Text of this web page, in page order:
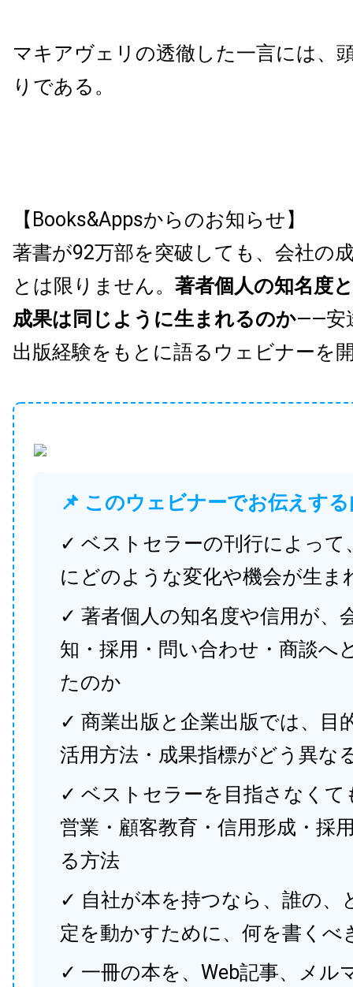
マキアヴェリの透徹した一言には、
りである。
【Books&Appsからのお知らせ】
著書が92万部を突破しても、会社の
とは限りません。 著者個人の知名度
成果は同じように生まれるのか——安
出版経験をもとに語るウェビナーを
📌 このウェビナーでお伝えす
✓ ベストセラーの刊行によって
にどのような変化や機会が生ま
✓ 著者個人の知名度や信用が、
知・採用・問い合わせ・商談へ
たのか
✓ 商業出版と企業出版では、目
活用方法・成果指標がどう異な
✓ ベストセラーを目指さなくて
営業・顧客教育・信用形成・採
る方法
✓ 自社が本を持つなら、誰の、
定を動かすために、何を書くべ
✓ 一冊の本を、Web記事、メル